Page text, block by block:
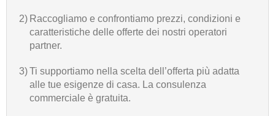
2) Raccogliamo e confrontiamo prezzi, condizioni e
caratteristiche delle offerte dei nostri operatori
partner.
3)Ti supportiamo nella scelta dell’offerta più adatta
alle tue esigenze di casa. La consulenza
commerciale è gratuita.